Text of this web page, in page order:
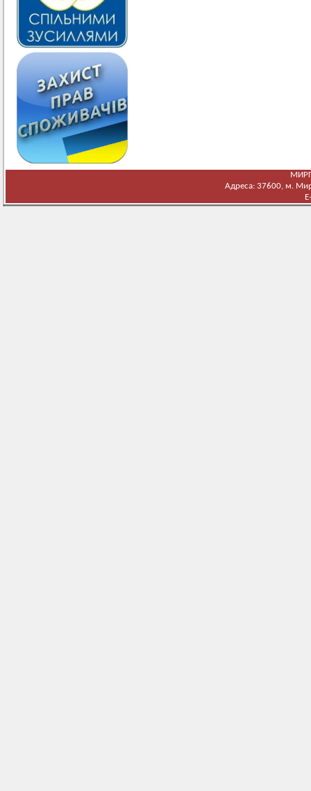
Адреса: 37600, м.